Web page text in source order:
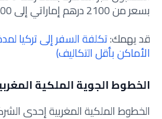
بسعر من 2100 درهم إماراتي إلى 6000 درهم مغربي.
قد يهمك:
الأماكن بأقل التكاليف)
الخطوط الجوية الملكية
الخطوط الملكية المغربية إحدى